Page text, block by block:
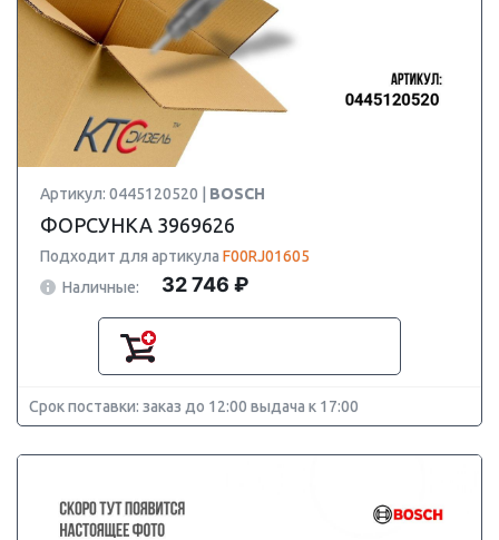
Артикул: 0445120520 | BOSCH
ФОРСУНКА 3969626
Подходит для артикула F00RJ01605
Наличные:
32 746 ₽
Срок поставки: заказ до 12:00 выдача к 17:00